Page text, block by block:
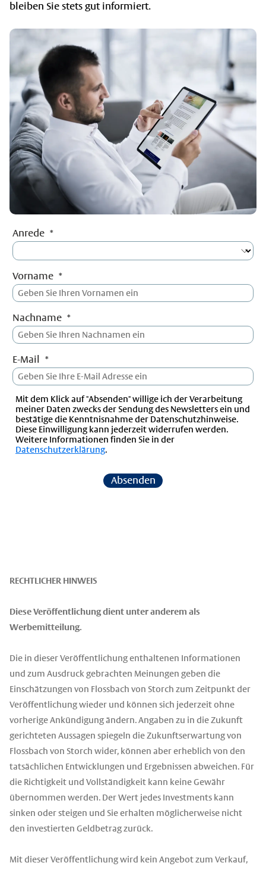
bleiben Sie stets gut informiert.
Anrede
Vorname
Nachname
E-Mail
Mit dem Klick auf "Absenden" willige ich der Verarbeitung
meiner Daten zwecks der Sendung des Newsletters ein und
bestätige die Kenntnisnahme der Datenschutzhinweise.
Diese Einwilligung kann jederzeit widerrufen werden.
Weitere Informationen finden Sie in der
Datenschutzerklärung.
Absenden
RECHTLICHER HINWEIS
Diese Veröffentlichung dient unter anderem als
Werbemitteilung.
Die in dieser Veröffentlichung enthaltenen Informationen
und zum Ausdruck gebrachten Meinungen geben die
Einschätzungen von Flossbach von Storch zum Zeitpunkt der
Veröffentlichung wieder und können sich jederzeit ohne
vorherige Ankündigung ändern. Angaben zu in die Zukunft
gerichteten Aussagen spiegeln die Zukunftserwartung von
Flossbach von Storch wider, können aber erheblich von den
tatsächlichen Entwicklungen und Ergebnissen abweichen. Für
die Richtigkeit und Vollständigkeit kann keine Gewähr
übernommen werden. Der Wert jedes Investments kann
sinken oder steigen und Sie erhalten möglicherweise nicht
den investierten Geldbetrag zurück.
Mit dieser Veröffentlichung wird kein Angebot zum Verkauf,